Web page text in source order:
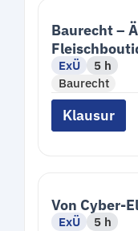
Baurecht –
ExÜ
5 h
Baurecht
Klausur
Von Cyber-
ExÜ
5 h